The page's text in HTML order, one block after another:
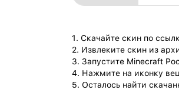
1. Скачайте скин по
2. Извлеките скин из
3. Запустите Minecraft
4. Нажмите на иконку
5. Осталось найти